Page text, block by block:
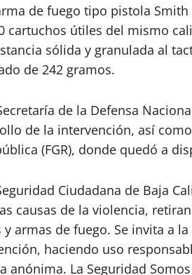
de fuego tipo pistola
cartuchos útiles del mismo
sólida y granulada al
de 242 gramos.
de la Defensa
de la intervención, así
(FGR), donde quedó a
Ciudadana de Baja
causas de la violencia,
armas de fuego. Se invita a
haciendo uso
anónima. La Seguridad